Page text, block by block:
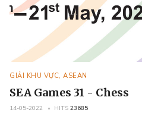
GIẢI KHU VỰC, ASEAN
SEA Games 31 - Chess
14-05-2022 HITS 23685